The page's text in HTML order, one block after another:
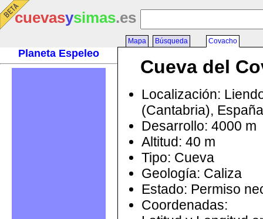
cuevasysimas.es
Planeta Espeleo
Mapa Búsqueda Covacho
Cueva del
Localización:
(Cantabria), España
Desarrollo: 4000 m
Altitud: 40 m
Tipo: Cueva
Geología: Caliza
Estado: Permiso
Coordenadas: